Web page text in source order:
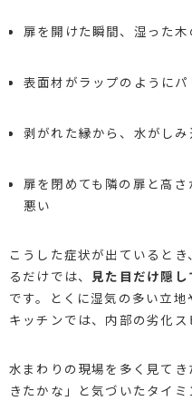
扉を開けた瞬間、湿った
表面材がラップのように
剥がれた縁から、水がし
扉を閉めても隣の扉と高
悪い
こうした症状が出ていると
るだけでは、 見た目だけ隠
です。とくに湿気の多い立
キッチンでは、内部の劣化ス
水まわりの現場を多く見て
きたかな」と気づいたタイ